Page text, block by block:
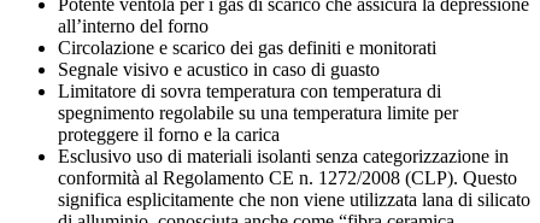
Potente ventola per i gas di scarico che assicura la depressione
all’interno del forno
Circolazione e scarico dei gas definiti e monitorati
Segnale visivo e acustico in caso di guasto
Limitatore di sovra temperatura con temperatura di
spegnimento regolabile su una temperatura limite per
proteggere il forno e la carica
Esclusivo uso di materiali isolanti senza categorizzazione in
conformità al Regolamento CE n. 1272/2008 (CLP). Questo
significa esplicitamente che non viene utilizzata lana di silicato